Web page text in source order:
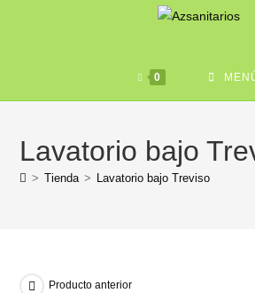
0
Lavatorio bajo
> Tienda > Lavatorio bajo Treviso
Producto anterior